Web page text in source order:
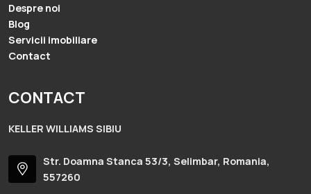
Despre noi
Blog
Servicii imobiliare
Contact
CONTACT
KELLER WILLIAMS SIBIU
Str. Doamna Stanca 53/3, Selimbar, Romania,
557260